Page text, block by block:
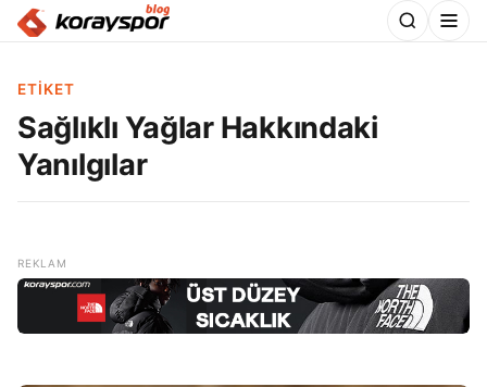
ETIKET
Sağlıklı Yağlar Hakkındaki
Yanılgılar